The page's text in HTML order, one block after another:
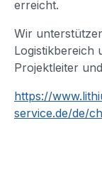
erreicht.
Wir
Logistikbereich
Projektleiter
https://
service.de/de/